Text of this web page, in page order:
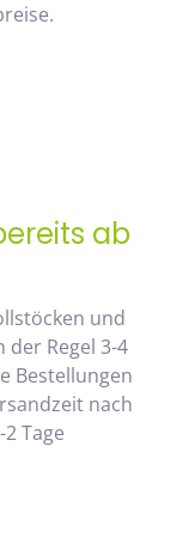
ab
und
Regel 3-4
Bestellungen
nach
Tage